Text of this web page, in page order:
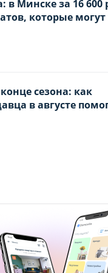
в Минске за 16 600
которые могут
сезона: как
в августе
т.ч.
также со
т.ч.
также со